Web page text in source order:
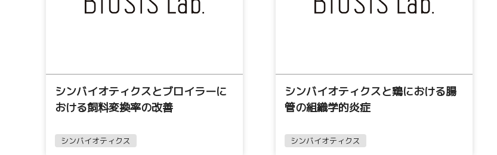
シンバイオティクスとブロイラーに
おける飼料変換率の改善
シンバイオティクス
シンバイオティクスと鶏における腸
管の組織学的炎症
シンバイオティクス